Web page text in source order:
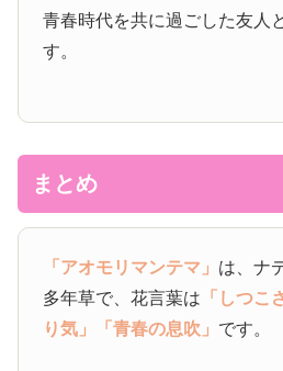
青春時代を共に過ごした友人
す。
まとめ
「アオモリマンテマ」 は、ナ
多年草で、花言葉は 「しつこ
り気」
「青春の息吹」 です。